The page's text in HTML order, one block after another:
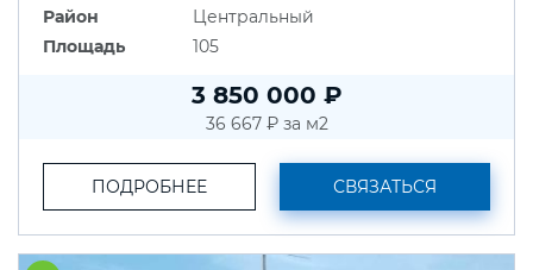
Район
Центральный
Площадь
105
3 850 000 ₽
36 667 ₽ за м2
ПОДРОБНЕЕ СВЯЗАТЬСЯ